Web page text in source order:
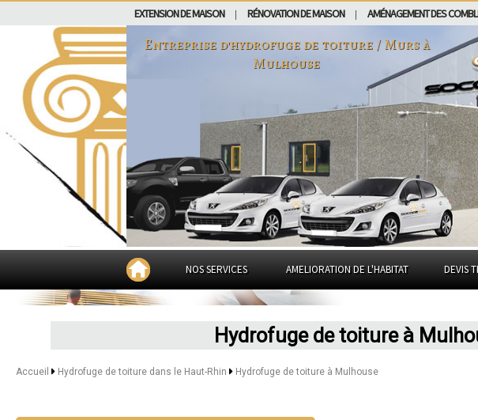
EXTENSION DE MAISON RÉNOVATION DE MAISON AMÉNAGEMENT DES
Entreprise d'hydrofuge de toiture / Murs à
Mulhouse
NOS SERVICES AMELIORATION DE L'HABITAT DEVIS
Hydrofuge de toiture à
Accueil Hydrofuge de toiture dans le Haut-Rhin Hydrofuge de toiture à Mulhouse